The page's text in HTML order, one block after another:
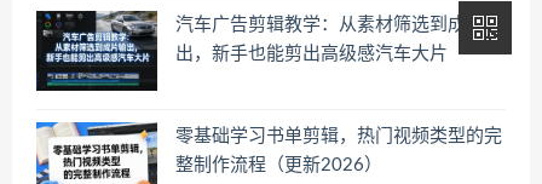
汽车广告剪辑教学：从素材筛选到成片输
出，新手也能剪出高级感汽车大片
零基础学习书单剪辑，热门视频类型的完
整制作流程（更新2026）